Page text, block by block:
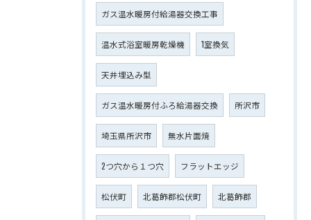
ガス温水暖房付給湯器交換工事
温水式浴室暖房乾燥機 1室換気
天井埋込み型
ガス温水暖房付ふろ給湯器交換 所沢市
埼玉県所沢市 無水片面焼
2つ穴から１つ穴 フラットエッジ
松伏町 北葛飾郡松伏町 北葛飾郡